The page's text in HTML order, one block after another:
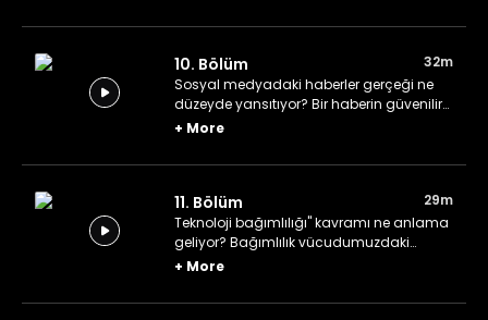
hormonlarımızı nasıl etkiliyor?
10. Bölüm
32m
Sosyal medyadaki haberler gerçeği ne
düzeyde yansıtıyor? Bir haberin güvenilir
olup olmadığı nasıl anlaşılır?
+ More
11. Bölüm
29m
Teknoloji bağımlılığı" kavramı ne anlama
geliyor? Bağımlılık vücudumuzdaki
hormonlara nasıl etki ediyor?
+ More